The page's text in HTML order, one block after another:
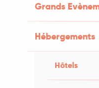
Grands
Hébergements
Hôtels
sur votre